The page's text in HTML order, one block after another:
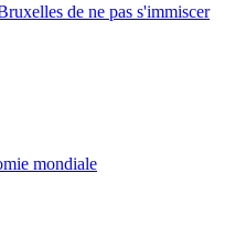
de ne pas s'immiscer
mondiale